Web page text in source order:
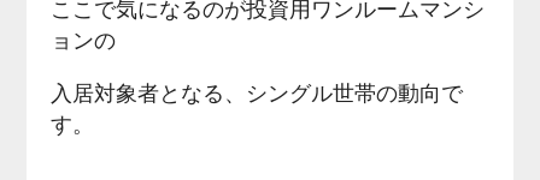
ここで気になるのが投資用ワンルームマンシ
ョンの
入居対象者となる、シングル世帯の動向で
す。